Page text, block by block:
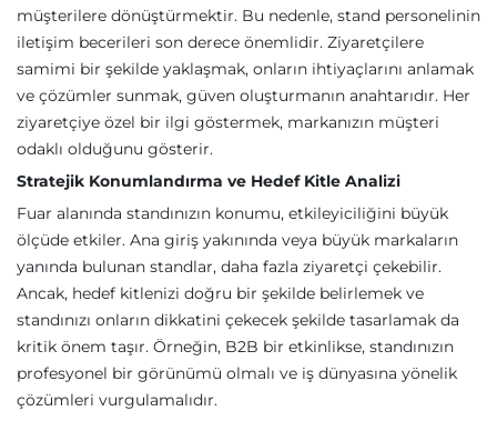
müşterilere dönüştürmektir. Bu nedenle, stand personelinin
iletişim becerileri son derece önemlidir. Ziyaretçilere
samimi bir şekilde yaklaşmak, onların ihtiyaçlarını anlamak
ve çözümler sunmak, güven oluşturmanın anahtarıdır. Her
ziyaretçiye özel bir ilgi göstermek, markanızın müşteri
odaklı olduğunu gösterir.
Stratejik Konumlandırma ve Hedef Kitle Analizi
Fuar alanında standınızın konumu, etkileyiciliğini büyük
ölçüde etkiler. Ana giriş yakınında veya büyük markaların
yanında bulunan standlar, daha fazla ziyaretçi çekebilir.
Ancak, hedef kitlenizi doğru bir şekilde belirlemek ve
standınızı onların dikkatini çekecek şekilde tasarlamak da
kritik önem taşır. Örneğin, B2B bir etkinlikse, standınızın
profesyonel bir görünümü olmalı ve iş dünyasına yönelik
çözümleri vurgulamalıdır.